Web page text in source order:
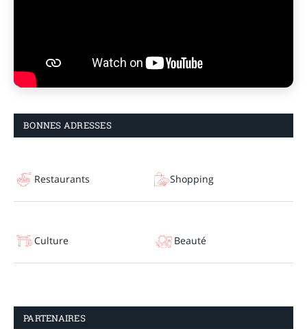
BONNES ADRESSES
Restaurants Shopping
Culture Beauté
PARTENAIRES